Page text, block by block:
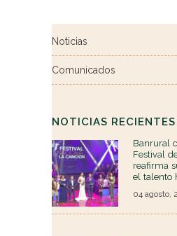
Noticias
Comunicados
NOTICIAS RECIENTES
Banrural
Festival
reafirma
el talento
04 agosto,